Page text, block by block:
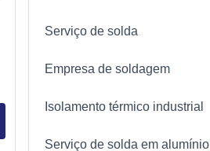
Serviço de solda
Empresa de soldagem
Isolamento térmico industrial
Serviço de solda em alumínio